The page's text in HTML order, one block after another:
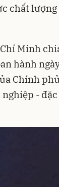
chất lượng
Minh
hành
Chính
-